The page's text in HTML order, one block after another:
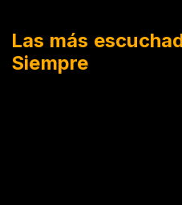
Las más
Siempre